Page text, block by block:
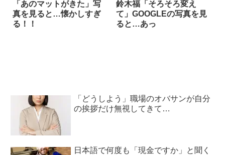
「あのマットがきた」写
真を見ると…懐かしすぎ
る！！
鈴木福「そろそろ変え
て」GOOGLEの写真を見
ると…あっ
「どうしよう」職場のオバサンが自分
の挨拶だけ無視してきて…
日本語で何度も「現金ですか」と聞く